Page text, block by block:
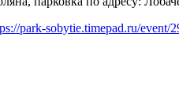
park-sobytie.timepad.ru/event/